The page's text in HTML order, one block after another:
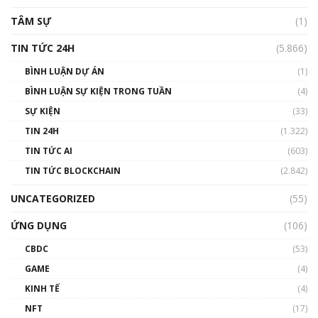
TÂM SỰ
(1)
TIN TỨC 24H
(5.866)
BÌNH LUẬN DỰ ÁN
(1)
BÌNH LUẬN SỰ KIỆN TRONG TUẦN
(4)
SỰ KIỆN
(33)
TIN 24H
(1.322)
TIN TỨC AI
(603)
TIN TỨC BLOCKCHAIN
(2.842)
UNCATEGORIZED
(55)
ỨNG DỤNG
(106)
CBDC
(53)
GAME
(4)
KINH TẾ
(4)
NFT
(17)